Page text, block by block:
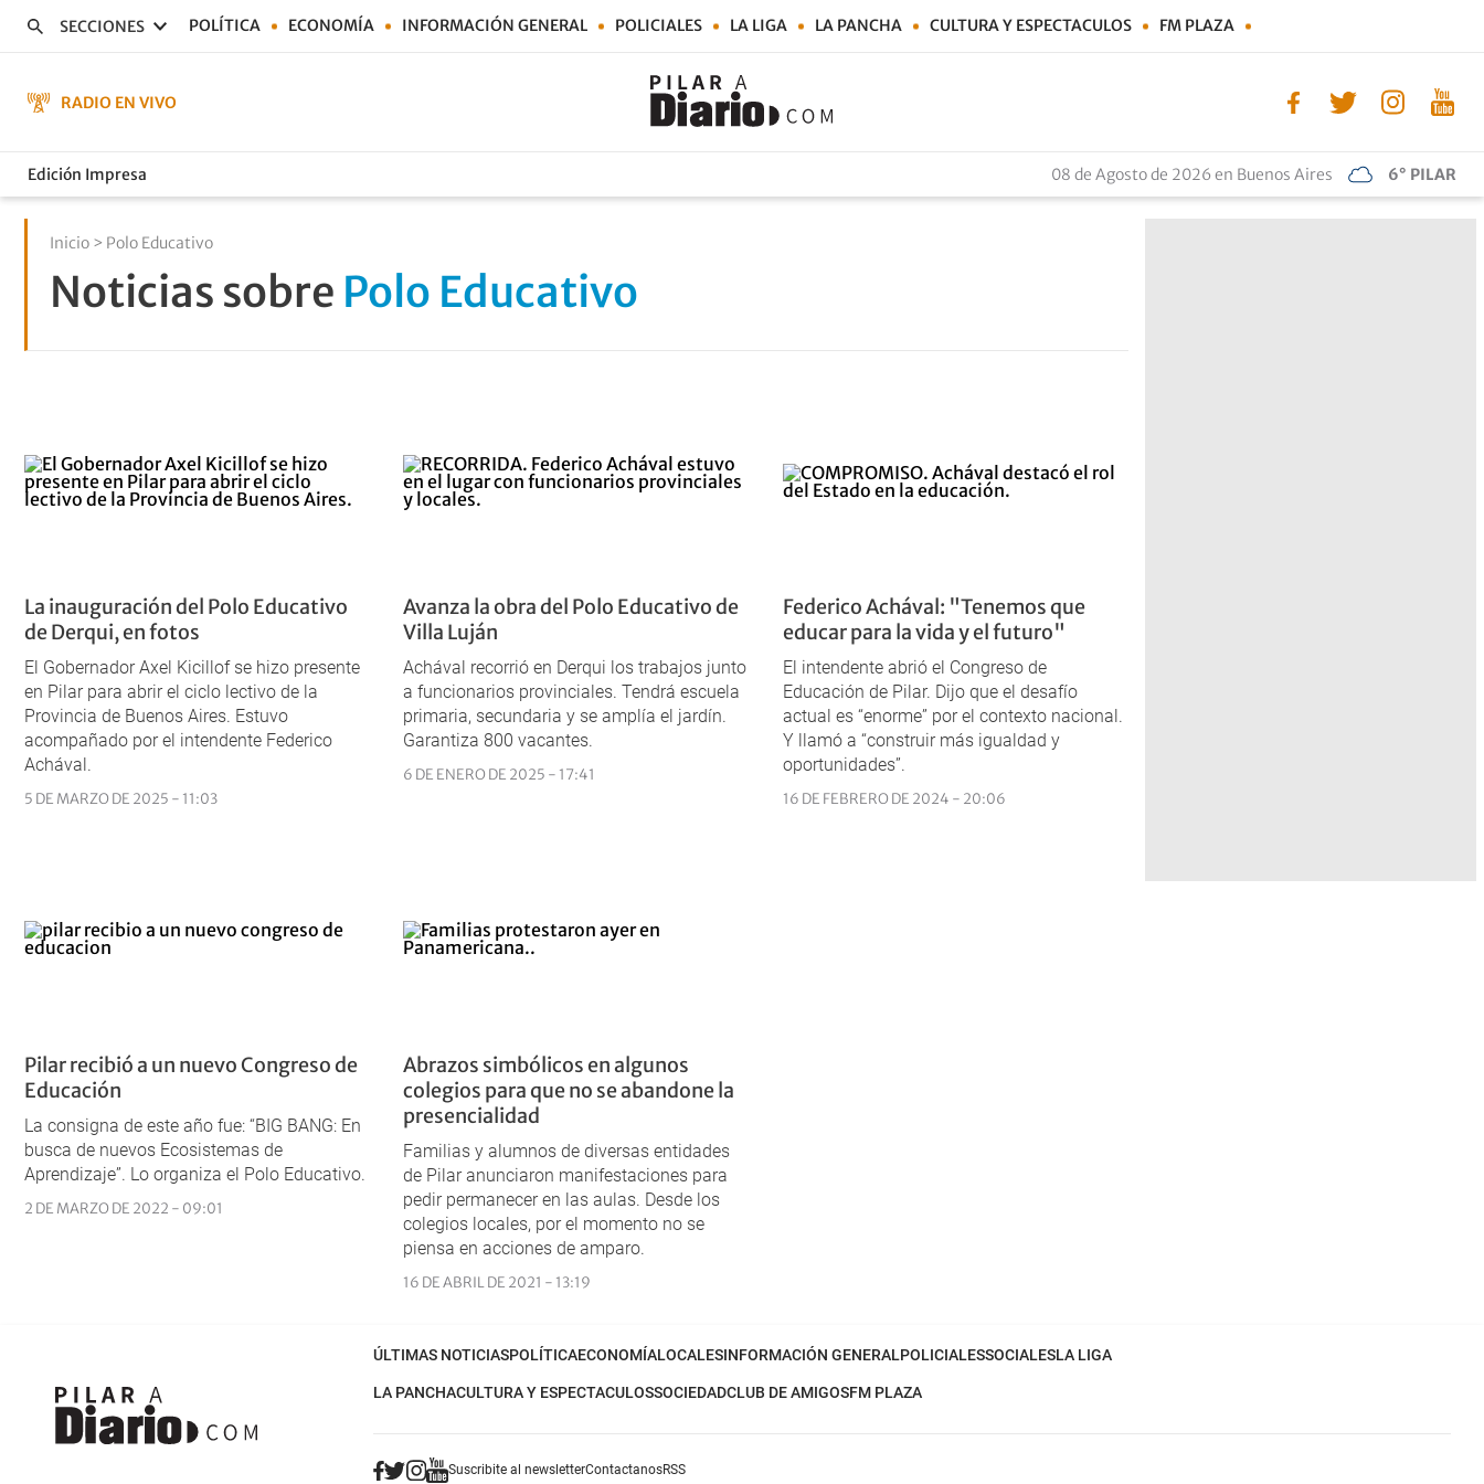
SECCIONES POLÍTICA ECONOMÍA INFORMACIÓN GENERAL POLICIALES LA LIGA LA PANCHA CULTURA Y ESPECTACULOS FM PLAZA
RADIO EN VIVO
Edición Impresa 08 de Agosto de 2026 en Buenos Aires 6° PILAR
Inicio > Polo Educativo
Noticias sobre Polo Educativo
La inauguración del Polo Educativo
de Derqui, en fotos
El Gobernador Axel Kicillof se hizo presente
en Pilar para abrir el ciclo lectivo de la
Provincia de Buenos Aires. Estuvo
acompañado por el intendente Federico
Achával.
5 DE MARZO DE 2025 - 11:03
Avanza la obra del Polo Educativo de
Villa Luján
Achával recorrió en Derqui los trabajos junto
a funcionarios provinciales. Tendrá escuela
primaria, secundaria y se amplía el jardín.
Garantiza 800 vacantes.
6 DE ENERO DE 2025 - 17:41
Federico Achával: "Tenemos que
educar para la vida y el futuro"
El intendente abrió el Congreso de
Educación de Pilar. Dijo que el desafío
actual es “enorme” por el contexto nacional.
Y llamó a “construir más igualdad y
oportunidades”.
16 DE FEBRERO DE 2024 - 20:06
Pilar recibió a un nuevo Congreso de
Educación
La consigna de este año fue: “BIG BANG: En
busca de nuevos Ecosistemas de
Aprendizaje”. Lo organiza el Polo Educativo.
2 DE MARZO DE 2022 - 09:01
Abrazos simbólicos en algunos
colegios para que no se abandone la
presencialidad
Familias y alumnos de diversas entidades
de Pilar anunciaron manifestaciones para
pedir permanecer en las aulas. Desde los
colegios locales, por el momento no se
piensa en acciones de amparo.
16 DE ABRIL DE 2021 - 13:19
ÚLTIMAS NOTICIASPOLÍTICAECONOMÍALOCALESINFORMACIÓN GENERALPOLICIALESSOCIALESLA LIGA
LA PANCHACULTURA Y ESPECTACULOSSOCIEDADCLUB DE AMIGOSFM PLAZA
Suscribite al newsletterContactanosRSS